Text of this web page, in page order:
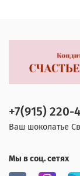
+7(915) 220-
Ваш шоколатье
Мы в соц. сетях